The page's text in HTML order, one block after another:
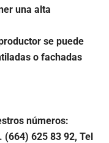
una alta
se puede
o fachadas
números:
(664) 625 83 92, Tel